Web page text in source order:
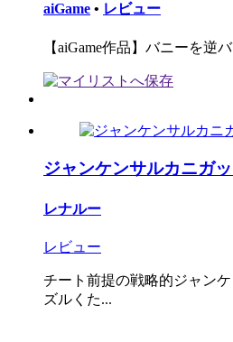
aiGame • レビュー
【aiGame作品】バニーを逆
ジャンケンサルカニガ
レナルー
レビュー
チート前提の戦略的ジャン
ズルくた...